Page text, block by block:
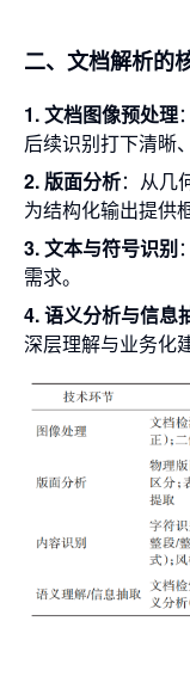
二、文档解析的
1. 文档图像预处理
后续识别打下清晰
2. 版面分析：从几
为结构化输出提供
3. 文本与符号识别
需求。
4. 语义分析与信息
深层理解与业务化